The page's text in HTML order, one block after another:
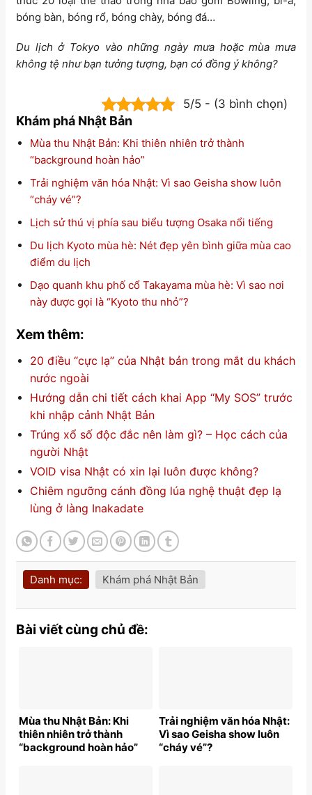
bóng bàn, bóng rổ, bóng chày, bóng đá…
Du lịch ở Tokyo vào những ngày mưa hoặc mùa mưa
không tệ như bạn tưởng tượng, bạn có đồng ý không?
5/5 - (3 bình chọn)
Khám phá Nhật Bản
Mùa thu Nhật Bản: Khi thiên nhiên trở thành
“background hoàn hảo”
Trải nghiệm văn hóa Nhật: Vì sao Geisha show luôn
“cháy vé”?
Lịch sử thú vị phía sau biểu tượng Osaka nổi tiếng
Du lịch Kyoto mùa hè: Nét đẹp yên bình giữa mùa cao
điểm du lịch
Dạo quanh khu phố cổ Takayama mùa hè: Vì sao nơi
này được gọi là “Kyoto thu nhỏ”?
Xem thêm:
20 điều “cực lạ” của Nhật bản trong mắt du khách
nước ngoài
Hướng dẫn chi tiết cách khai App “My SOS” trước
khi nhập cảnh Nhật Bản
Trúng xổ số độc đắc nên làm gì? – Học cách của
người Nhật
VOID visa Nhật có xin lại luôn được không?
Chiêm ngưỡng cánh đồng lúa nghệ thuật đẹp lạ
lùng ở làng Inakadate
Danh mục: Khám phá Nhật Bản
Bài viết cùng chủ đề:
Mùa thu Nhật Bản: Khi
thiên nhiên trở thành
“background hoàn hảo”
Trải nghiệm văn hóa Nhật:
Vì sao Geisha show luôn
“cháy vé”?